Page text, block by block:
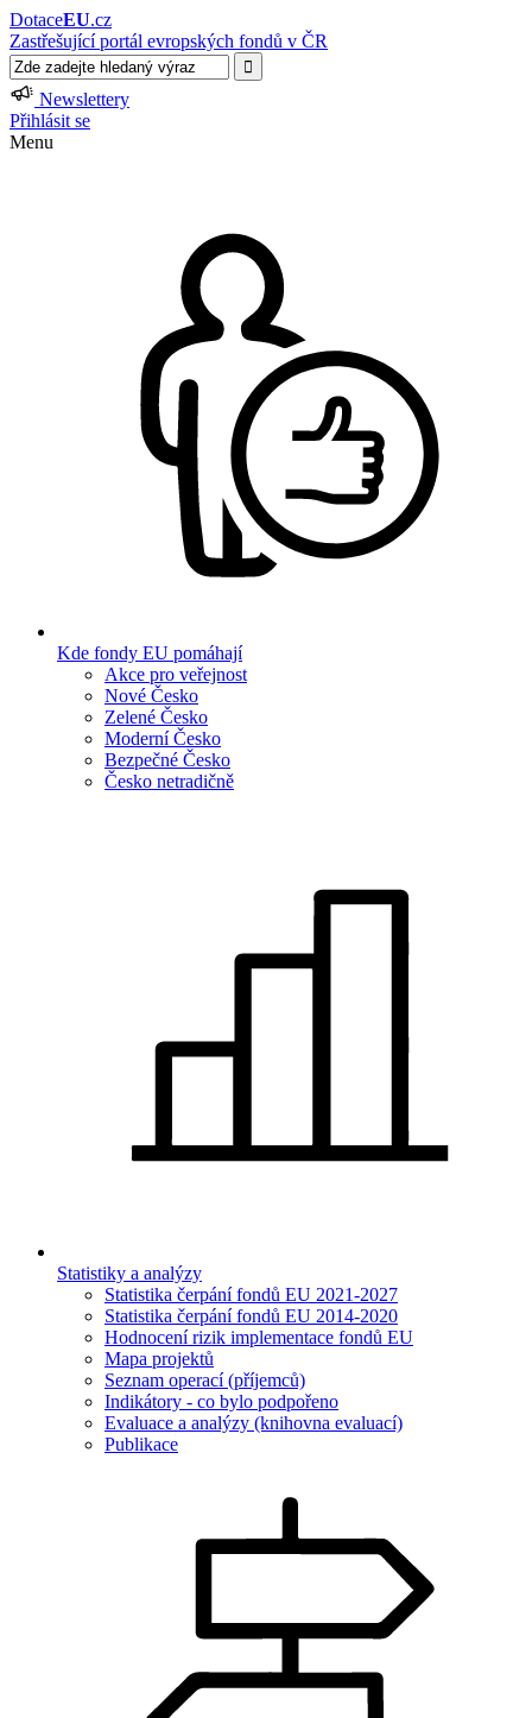
DotaceEU.cz
Zastřešující portál evropských fondů v ČR
Newslettery
Přihlásit se
Menu
Kde fondy EU pomáhají
Akce pro veřejnost
Nové Česko
Zelené Česko
Moderní Česko
Bezpečné Česko
Česko netradičně
Statistiky a analýzy
Statistika čerpání fondů EU 2021-2027
Statistika čerpání fondů EU 2014-2020
Hodnocení rizik implementace fondů EU
Mapa projektů
Seznam operací (příjemců)
Indikátory - co bylo podpořeno
Evaluace a analýzy (knihovna evaluací)
Publikace